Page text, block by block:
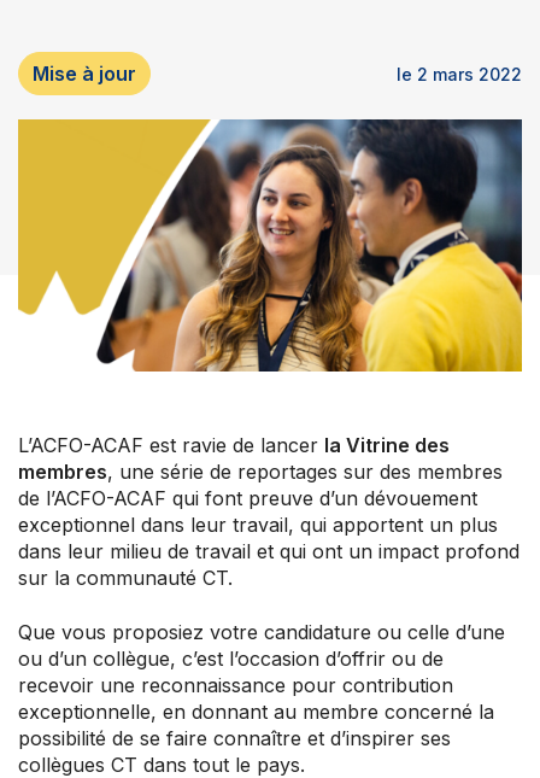
Centre de soutien aux membres
Nouvelles et commentaires
Perfectionnement professionnel
Votre convention collective
Votre adhésion et programmes
Mise à jour le 2 mars 2022
L’ACFO-ACAF est ravie de lancer la Vitrine des
membres, une série de reportages sur des membres
de l’ACFO-ACAF qui font preuve d’un dévouement
exceptionnel dans leur travail, qui apportent un plus
dans leur milieu de travail et qui ont un impact profond
sur la communauté CT.
Que vous proposiez votre candidature ou celle d’une
ou d’un collègue, c’est l’occasion d’offrir ou de
recevoir une reconnaissance pour contribution
exceptionnelle, en donnant au membre concerné la
possibilité de se faire connaître et d’inspirer ses
collègues CT dans tout le pays.